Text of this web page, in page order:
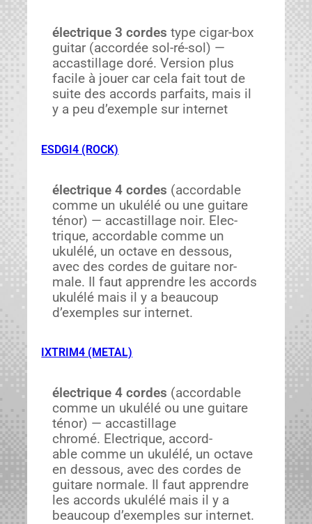
élec­trique 3 cordes type cig­ar-box
gui­tar (accordée sol-ré-sol) —
accastil­lage doré. Ver­sion plus
facile à jouer car cela fait tout de
suite des accords par­faits, mais il
y a peu d’exemple sur inter­net
ESDGI4 (ROCK)
élec­trique 4 cordes (accord­able
comme un ukulélé ou une gui­tare
ténor) — accastil­lage noir. Elec­
trique, accord­able comme un
ukulélé, un octave en dessous,
avec des cordes de gui­tare nor­
male. Il faut appren­dre les accords
ukulélé mais il y a beau­coup
d’exemples sur inter­net.
IXTRIM4 (METAL)
élec­trique 4 cordes (accord­able
comme un ukulélé ou une gui­tare
ténor) — accastil­lage
chromé. Elec­trique, accord­
able comme un ukulélé, un octave
en dessous, avec des cordes de
gui­tare nor­male. Il faut appren­dre
les accords ukulélé mais il y a
beau­coup d’exemples sur inter­net.